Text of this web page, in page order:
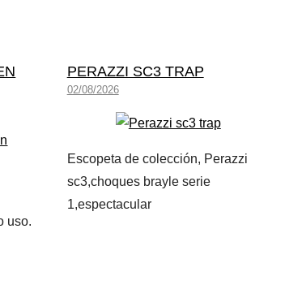
uso.
PERAZZI SC3 TRAP
02/08/2026
Escopeta de colección, Perazzi
sc3,choques brayle serie
1,espectacular